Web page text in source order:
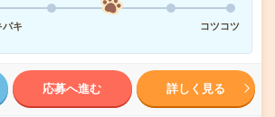
キ
コツコツ
応募へ進む 詳しく見る